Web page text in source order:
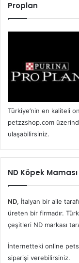
Proplan
Türkiye’nin en kaliteli
petzzshop.com
ulaşabilirsiniz.
ND Köpek Maması
ND, İtalyan bir aile
üreten bir firmadır.
çeşitleri ND markası
İnternetteki online
siparişi verebilirsiniz.